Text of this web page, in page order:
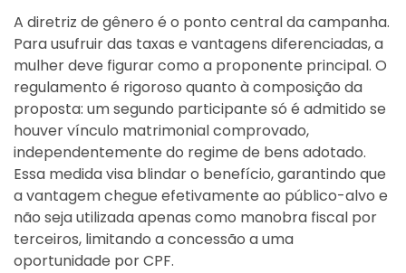
A diretriz de gênero é o ponto central da campanha.
Para usufruir das taxas e vantagens diferenciadas, a
mulher deve figurar como a proponente principal. O
regulamento é rigoroso quanto à composição da
proposta: um segundo participante só é admitido se
houver vínculo matrimonial comprovado,
independentemente do regime de bens adotado.
Essa medida visa blindar o benefício, garantindo que
a vantagem chegue efetivamente ao público-alvo e
não seja utilizada apenas como manobra fiscal por
terceiros, limitando a concessão a uma
oportunidade por CPF.